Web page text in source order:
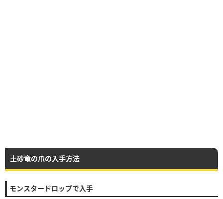
土砂竜の爪の入手方法
モンスタードロップで入手